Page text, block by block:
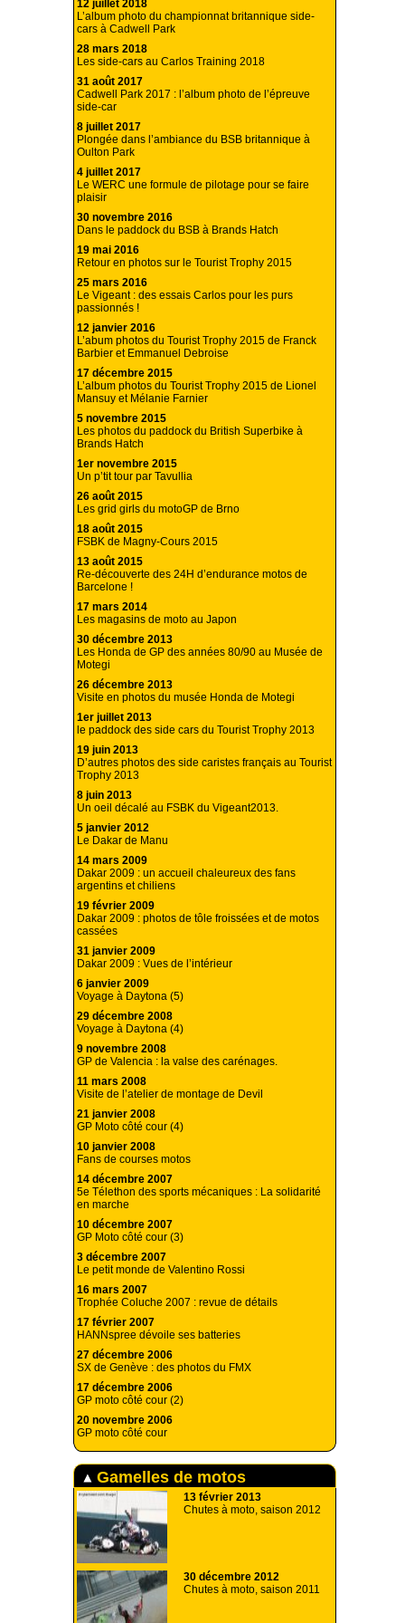
12 juillet 2018
L’album photo du championnat britannique side-
cars à Cadwell Park
28 mars 2018
Les side-cars au Carlos Training 2018
31 août 2017
Cadwell Park 2017 : l’album photo de l’épreuve
side-car
8 juillet 2017
Plongée dans l’ambiance du BSB britannique à
Oulton Park
4 juillet 2017
Le WERC une formule de pilotage pour se faire
plaisir
30 novembre 2016
Dans le paddock du BSB à Brands Hatch
19 mai 2016
Retour en photos sur le Tourist Trophy 2015
25 mars 2016
Le Vigeant : des essais Carlos pour les purs
passionnés !
12 janvier 2016
L’abum photos du Tourist Trophy 2015 de Franck
Barbier et Emmanuel Debroise
17 décembre 2015
L’album photos du Tourist Trophy 2015 de Lionel
Mansuy et Mélanie Farnier
5 novembre 2015
Les photos du paddock du British Superbike à
Brands Hatch
1er novembre 2015
Un p’tit tour par Tavullia
26 août 2015
Les grid girls du motoGP de Brno
18 août 2015
FSBK de Magny-Cours 2015
13 août 2015
Re-découverte des 24H d’endurance motos de
Barcelone !
17 mars 2014
Les magasins de moto au Japon
30 décembre 2013
Les Honda de GP des années 80/90 au Musée de
Motegi
26 décembre 2013
Visite en photos du musée Honda de Motegi
1er juillet 2013
le paddock des side cars du Tourist Trophy 2013
19 juin 2013
D’autres photos des side caristes français au Tourist
Trophy 2013
8 juin 2013
Un oeil décalé au FSBK du Vigeant2013.
5 janvier 2012
Le Dakar de Manu
14 mars 2009
Dakar 2009 : un accueil chaleureux des fans
argentins et chiliens
19 février 2009
Dakar 2009 : photos de tôle froissées et de motos
cassées
31 janvier 2009
Dakar 2009 : Vues de l’intérieur
6 janvier 2009
Voyage à Daytona (5)
29 décembre 2008
Voyage à Daytona (4)
9 novembre 2008
GP de Valencia : la valse des carénages.
11 mars 2008
Visite de l’atelier de montage de Devil
21 janvier 2008
GP Moto côté cour (4)
10 janvier 2008
Fans de courses motos
14 décembre 2007
5e Télethon des sports mécaniques : La solidarité
en marche
10 décembre 2007
GP Moto côté cour (3)
3 décembre 2007
Le petit monde de Valentino Rossi
16 mars 2007
Trophée Coluche 2007 : revue de détails
17 février 2007
HANNspree dévoile ses batteries
27 décembre 2006
SX de Genève : des photos du FMX
17 décembre 2006
GP moto côté cour (2)
20 novembre 2006
GP moto côté cour
Gamelles de motos
13 février 2013
Chutes à moto, saison 2012
30 décembre 2012
Chutes à moto, saison 2011